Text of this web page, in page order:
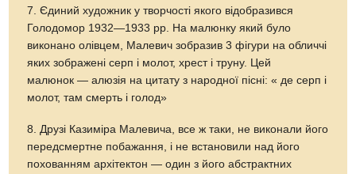
7. Єдиний художник у творчості якого відобразився
Голодомор 1932—1933 рр. На малюнку який було
виконано олівцем, Малевич зобразив 3 фігури на обличчі
яких зображені серп і молот, хрест і труну. Цей
малюнок — алюзія на цитату з народної пісні: « де серп і
молот, там смерть і голод»
8. Друзі Казиміра Малевича, все ж таки, не виконали його
передсмертне побажання, і не встановили над його
похованням архітектон — один з його абстрактних